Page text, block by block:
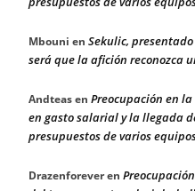
Mbouni en Sekulic,
será que la afición reconozca
Andteasen Preocupación en
en gasto salarial y la llegada
presupuestos de varios
Drazenforeveren